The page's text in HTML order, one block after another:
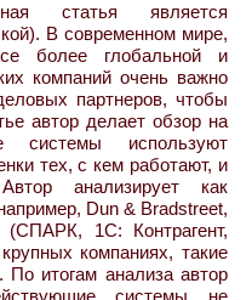
статья является
В современном мире,
более глобальной и
компаний очень важно
партнеров, чтобы
автор делает обзор на
системы используют
тех, с кем работают, и
анализирует как
Dun & Bradstreet,
(СПАРК, 1С: Контрагент,
компаниях, такие
итогам анализа автор
системы не